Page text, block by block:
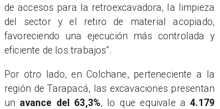
de accesos para la retroexcavadora, la limpieza
del sector y el retiro de material acopiado,
favoreciendo una ejecución más controlada y
eficiente de los trabajos”.
Por otro lado, en Colchane, perteneciente a la
región de Tarapacá, las excavaciones presentan
un avance del 63,3%, lo que equivale a4.179